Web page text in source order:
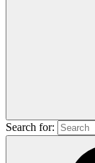
Search for: